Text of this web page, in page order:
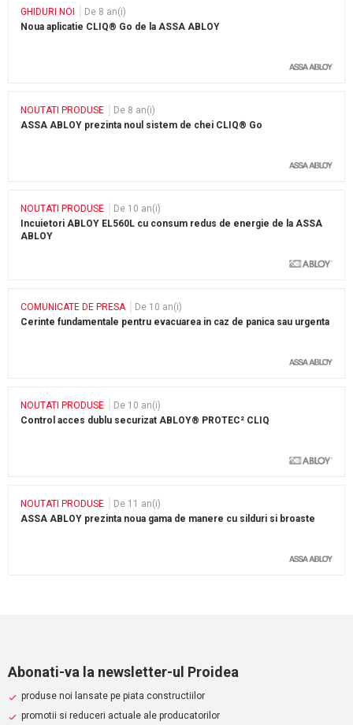
GHIDURI NOI
De 8 an(i)
Noua aplicatie CLIQ® Go de la ASSA ABLOY
NOUTATI PRODUSE
De 8 an(i)
ASSA ABLOY prezinta noul sistem de chei CLIQ® Go
NOUTATI PRODUSE
De 10 an(i)
Incuietori ABLOY EL560L cu consum redus de energie de la ASSA
ABLOY
COMUNICATE DE PRESA
De 10 an(i)
Cerinte fundamentale pentru evacuarea in caz de panica sau urgenta
NOUTATI PRODUSE
De 10 an(i)
Control acces dublu securizat ABLOY® PROTEC² CLIQ
NOUTATI PRODUSE
De 11 an(i)
ASSA ABLOY prezinta noua gama de manere cu silduri si broaste
Abonati-va la newsletter-ul Proidea
produse noi lansate pe piata constructiilor
promotii si reduceri actuale ale producatorilor